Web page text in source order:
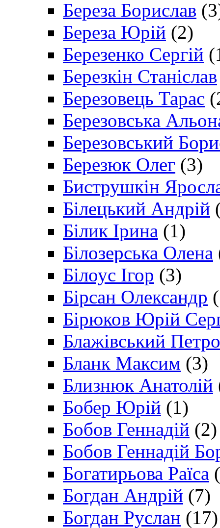
Береза Борислав
Береза Юрій (2)
Березенко Сергій
Березкін Станіслав
Березовець Тарас
Березовська
Березовський
Березюк Олег (3)
Биструшкін
Білецький Андрій
Білик Ірина (1)
Білозерська Олена
Білоус Ігор (3)
Бірсан Олександр
Бірюков Юрій
Блажівський Петро
Бланк Максим (3)
Близнюк Анатолій
Бобер Юрій (1)
Бобов Геннадій (2)
Бобов Геннадій
Богатирьова Раїса
Богдан Андрій (7)
Богдан Руслан (17)